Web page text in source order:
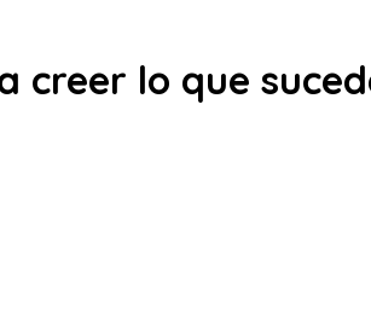
creer lo que